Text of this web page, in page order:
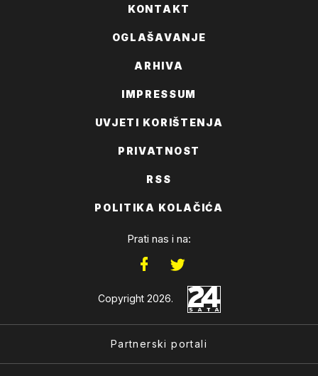
KONTAKT
OGLAŠAVANJE
ARHIVA
IMPRESSUM
UVJETI KORIŠTENJA
PRIVATNOST
RSS
POLITIKA KOLAČIĆA
Prati nas i na:
Copyright 2026.
Partnerski portali